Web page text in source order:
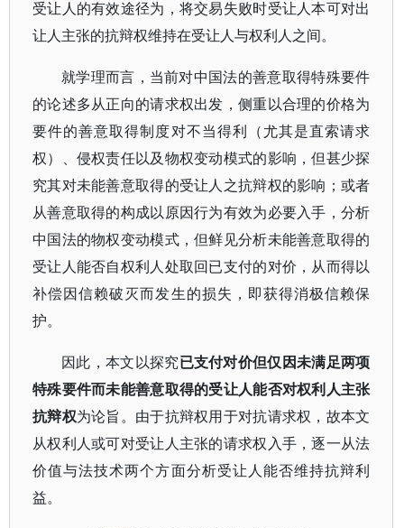
受让人的有效途径为，将交易失败时受让人本可对出
让人主张的抗辩权维持在受让人与权利人之间。
就学理而言，当前对中国法的善意取得特殊要件
的论述多从正向的请求权出发，侧重以合理的价格为
要件的善意取得制度对不当得利（尤其是直索请求
权）、侵权责任以及物权变动模式的影响，但甚少探
究其对未能善意取得的受让人之抗辩权的影响；或者
从善意取得的构成以原因行为有效为必要入手，分析
中国法的物权变动模式，但鲜见分析未能善意取得的
受让人能否自权利人处取回已支付的对价，从而得以
补偿因信赖破灭而发生的损失，即获得消极信赖保
护。
因此，本文以探究已支付对价但仅因未满足两项
特殊要件而未能善意取得的受让人能否对权利人主张
抗辩权为论旨。由于抗辩权用于对抗请求权，故本文
从权利人或可对受让人主张的请求权入手，逐一从法
价值与法技术两个方面分析受让人能否维持抗辩利
益。